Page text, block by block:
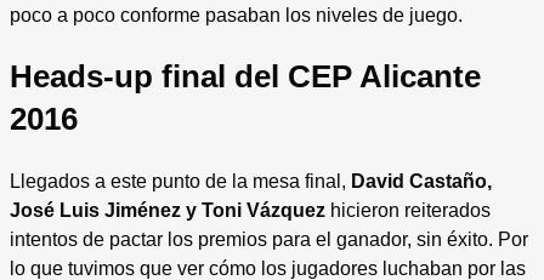
poco a poco conforme pasaban los niveles de juego.
Heads-up final del CEP Alicante
2016
Llegados a este punto de la mesa final, David Castaño,
José Luis Jiménez y Toni Vázquez hicieron reiterados
intentos de pactar los premios para el ganador, sin éxito. Por
lo que tuvimos que ver cómo los jugadores luchaban por las